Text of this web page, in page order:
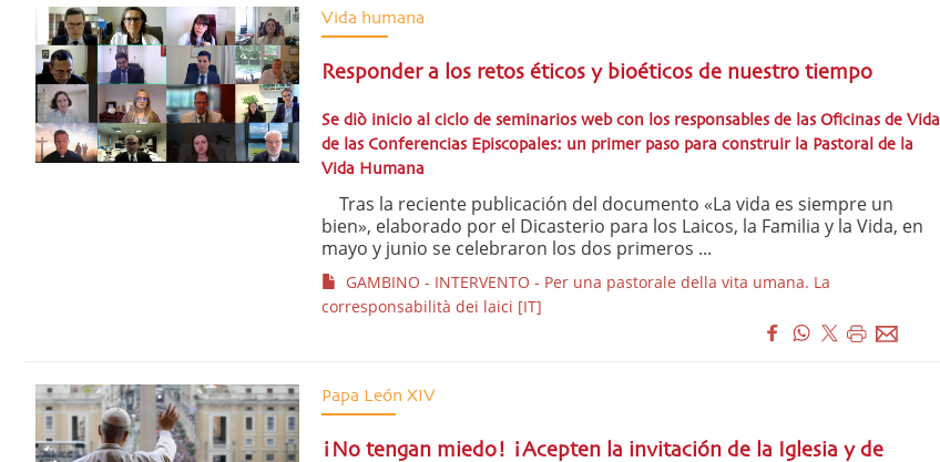
Vida humana
Responder a los retos éticos y bioéticos de nuestro tiempo
Se diò inicio al ciclo de seminarios web con los responsables de las Oficinas de Vida
de las Conferencias Episcopales: un primer paso para construir la Pastoral de la
Vida Humana
Tras la reciente publicación del documento «La vida es siempre un
bien», elaborado por el Dicasterio para los Laicos, la Familia y la Vida, en
mayo y junio se celebraron los dos primeros ...
GAMBINO - INTERVENTO - Per una pastorale della vita umana. La
corresponsabilità dei laici [IT]
Papa León XIV
¡No tengan miedo! ¡Acepten la invitación de la Iglesia y de